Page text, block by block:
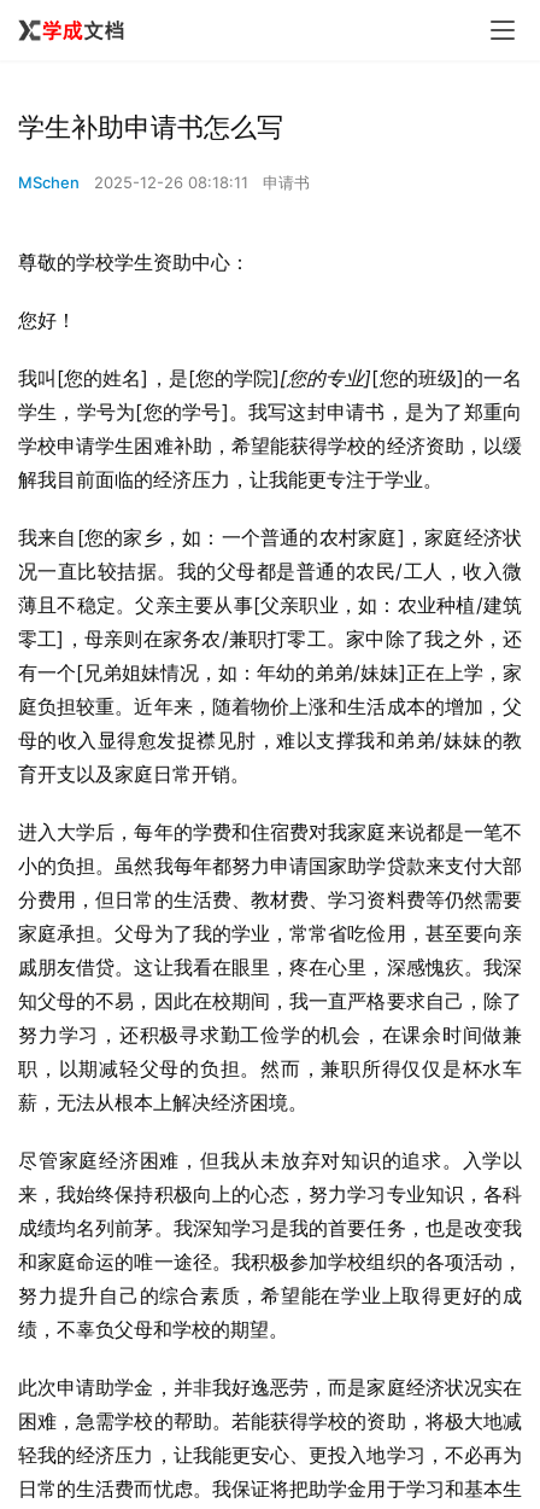
学生补助申请书怎么写
MSchen 2025-12-26 08:18:11 申请书
尊敬的学校学生资助中心：
您好！
我叫[您的姓名]，是[您的学院][您的专业][您的班级]的一名
学生，学号为[您的学号]。我写这封申请书，是为了郑重向
学校申请学生困难补助，希望能获得学校的经济资助，以缓
解我目前面临的经济压力，让我能更专注于学业。
我来自[您的家乡，如：一个普通的农村家庭]，家庭经济状
况一直比较拮据。我的父母都是普通的农民/工人，收入微
薄且不稳定。父亲主要从事[父亲职业，如：农业种植/建筑
零工]，母亲则在家务农/兼职打零工。家中除了我之外，还
有一个[兄弟姐妹情况，如：年幼的弟弟/妹妹]正在上学，家
庭负担较重。近年来，随着物价上涨和生活成本的增加，父
母的收入显得愈发捉襟见肘，难以支撑我和弟弟/妹妹的教
育开支以及家庭日常开销。
进入大学后，每年的学费和住宿费对我家庭来说都是一笔不
小的负担。虽然我每年都努力申请国家助学贷款来支付大部
分费用，但日常的生活费、教材费、学习资料费等仍然需要
家庭承担。父母为了我的学业，常常省吃俭用，甚至要向亲
戚朋友借贷。这让我看在眼里，疼在心里，深感愧疚。我深
知父母的不易，因此在校期间，我一直严格要求自己，除了
努力学习，还积极寻求勤工俭学的机会，在课余时间做兼
职，以期减轻父母的负担。然而，兼职所得仅仅是杯水车
薪，无法从根本上解决经济困境。
尽管家庭经济困难，但我从未放弃对知识的追求。入学以
来，我始终保持积极向上的心态，努力学习专业知识，各科
成绩均名列前茅。我深知学习是我的首要任务，也是改变我
和家庭命运的唯一途径。我积极参加学校组织的各项活动，
努力提升自己的综合素质，希望能在学业上取得更好的成
绩，不辜负父母和学校的期望。
此次申请助学金，并非我好逸恶劳，而是家庭经济状况实在
困难，急需学校的帮助。若能获得学校的资助，将极大地减
轻我的经济压力，让我能更安心、更投入地学习，不必再为
日常的生活费而忧虑。我保证将把助学金用于学习和基本生